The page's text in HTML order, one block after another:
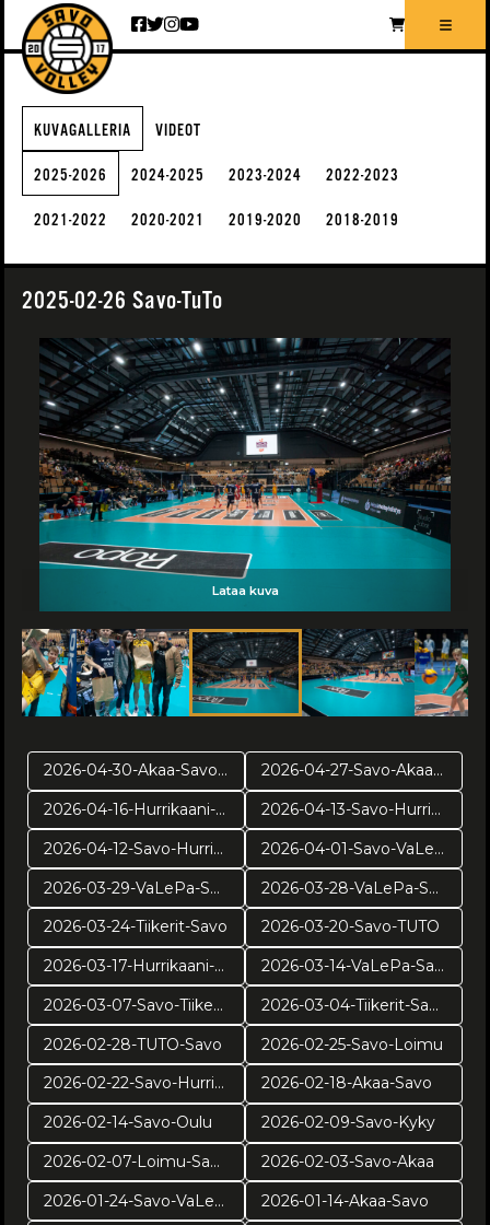
Siirry sisältöön
KUVAGALLERIA VIDEOT
2025-2026 2024-2025 2023-2024 2022-2023
2021-2022 2020-2021 2019-2020 2018-2019
2025-02-26 Savo-TuTo
2026-04-30-Akaa-Savo-pr2
2026-04-27-Savo-Akaa-pr1
2026-04-16-Hurrikaani-Savo-VE4
2026-04-13-Savo-Hurrikaani ve3
2026-04-12-Savo-Hurrikaani-ve2
2026-04-01-Savo-VaLePa-pv3
2026-03-29-VaLePa-Savo-pv2
2026-03-28-VaLePa-Savo-pv1
2026-03-24-Tiikerit-Savo
2026-03-20-Savo-TUTO
2026-03-17-Hurrikaani-Savo
2026-03-14-VaLePa-Savo
2026-03-07-Savo-Tiikerit
2026-03-04-Tiikerit-Savo
2026-02-28-TUTO-Savo
2026-02-25-Savo-Loimu
2026-02-22-Savo-Hurrikaani
2026-02-18-Akaa-Savo
2026-02-14-Savo-Oulu
2026-02-09-Savo-Kyky
2026-02-07-Loimu-Savo
2026-02-03-Savo-Akaa
2026-01-24-Savo-VaLePa
2026-01-14-Akaa-Savo
Lataa kuva
Lataa kuva
Lataa kuva
Lataa kuva
Lataa kuva
Lataa kuva
Lataa kuva
Lataa kuva
Lataa kuva
Lataa kuva
Lataa kuva
Lataa kuva
Lataa kuva
Lataa kuva
Lataa kuva
Lataa kuva
Lataa kuva
Lataa kuva